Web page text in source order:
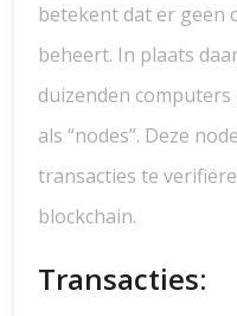
betekent dat er geen
beheert. In plaats
duizenden
als “nodes”. Deze
transacties te
blockchain.
Transacties: